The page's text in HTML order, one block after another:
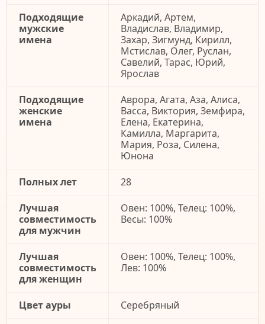
Подходящие
мужские
имена
Аркадий, Артем,
Владислав, Владимир,
Захар, Зигмунд, Кирилл,
Мстислав, Олег, Руслан,
Савелий, Тарас, Юрий,
Ярослав
Подходящие
женские
имена
Аврора, Агата, Аза, Алиса,
Васса, Виктория, Земфира,
Елена, Екатерина,
Камилла, Маргарита,
Мария, Роза, Силена,
Юнона
Полных лет
28
Лучшая
совместимость
для мужчин
Овен: 100%, Телец: 100%,
Весы: 100%
Лучшая
совместимость
для женщин
Овен: 100%, Телец: 100%,
Лев: 100%
Цвет ауры
Серебряный